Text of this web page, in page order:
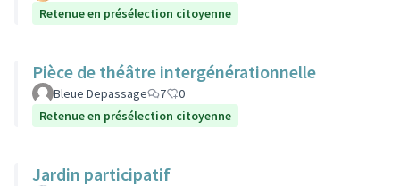
Retenue en présélection citoyenne
Pièce de théâtre intergénérationnelle
Bleue Depassage 7
0
Retenue en présélection citoyenne
Jardin participatif